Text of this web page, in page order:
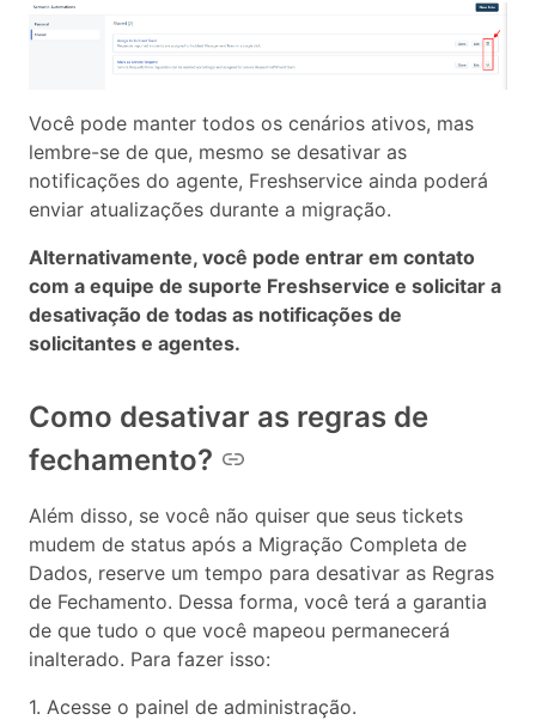
Você pode manter todos os cenários ativos, mas
lembre-se de que, mesmo se desativar as
notificações do agente, Freshservice ainda poderá
enviar atualizações durante a migração.
Alternativamente, você pode entrar em contato
com a equipe de suporte Freshservice e solicitar a
desativação de todas as notificações de
solicitantes e agentes.
Como desativar as regras de
fechamento?
Além disso, se você não quiser que seus tickets
mudem de status após a Migração Completa de
Dados, reserve um tempo para desativar as Regras
de Fechamento. Dessa forma, você terá a garantia
de que tudo o que você mapeou permanecerá
inalterado. Para fazer isso:
1. Acesse o painel de administração.